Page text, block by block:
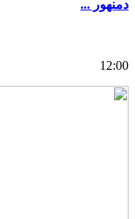
دمنهور ...
12:00